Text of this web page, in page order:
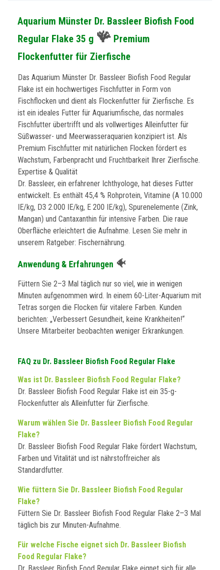
Aquarium Münster Dr. Bassleer Biofish Food
Regular Flake 35 g 🪸 Premium
Flockenfutter für Zierfische
Das Aquarium Münster Dr. Bassleer Biofish Food Regular
Flake ist ein hochwertiges Fischfutter in Form von
Fischflocken und dient als Flockenfutter für Zierfische. Es
ist ein ideales Futter für Aquariumfische, das normales
Fischfutter übertrifft und als vollwertiges Alleinfutter für
Süßwasser- und Meerwasseraquarien konzipiert ist. Als
Premium Fischfutter mit natürlichen Flocken fördert es
Wachstum, Farbenpracht und Fruchtbarkeit Ihrer Zierfische.
Expertise & Qualität
Dr. Bassleer, ein erfahrener Ichthyologe, hat dieses Futter
entwickelt. Es enthält 45,4 % Rohprotein, Vitamine (A 10.000
IE/kg, D3 2.000 IE/kg, E 200 IE/kg), Spurenelemente (Zink,
Mangan) und Cantaxanthin für intensive Farben. Die raue
Oberfläche erleichtert die Aufnahme. Lesen Sie mehr in
unserem Ratgeber: Fischernährung.
Anwendung & Erfahrungen 🐠
Füttern Sie 2–3 Mal täglich nur so viel, wie in wenigen
Minuten aufgenommen wird. In einem 60-Liter-Aquarium mit
Tetras sorgen die Flocken für vitalere Farben. Kunden
berichten: „Verbessert Gesundheit, keine Krankheiten!“
Unsere Mitarbeiter beobachten weniger Erkrankungen.
FAQ zu Dr. Bassleer Biofish Food Regular Flake
Was ist Dr. Bassleer Biofish Food Regular Flake?
Dr. Bassleer Biofish Food Regular Flake ist ein 35-g-
Flockenfutter als Alleinfutter für Zierfische.
Warum wählen Sie Dr. Bassleer Biofish Food Regular
Flake?
Dr. Bassleer Biofish Food Regular Flake fördert Wachstum,
Farben und Vitalität und ist nährstoffreicher als
Standardfutter.
Wie füttern Sie Dr. Bassleer Biofish Food Regular
Flake?
Füttern Sie Dr. Bassleer Biofish Food Regular Flake 2–3 Mal
täglich bis zur Minuten-Aufnahme.
Für welche Fische eignet sich Dr. Bassleer Biofish
Food Regular Flake?